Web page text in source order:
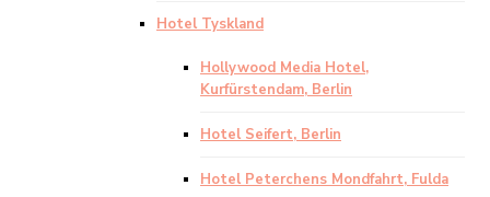
Hotel Tyskland
Hollywood Media Hotel,
Kurfürstendam, Berlin
Hotel Seifert, Berlin
Hotel Peterchens Mondfahrt, Fulda